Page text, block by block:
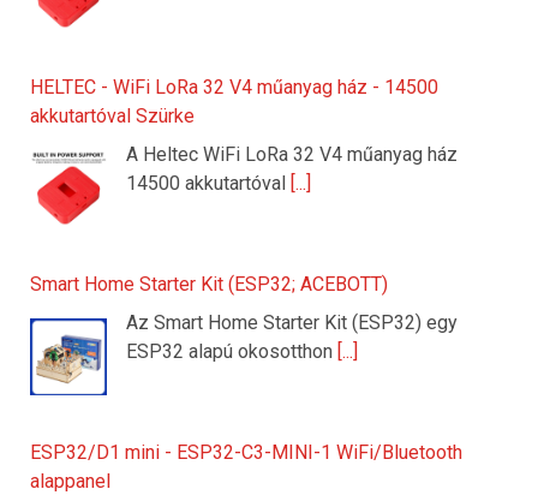
HELTEC - WiFi LoRa 32 V4 műanyag ház - 14500
akkutartóval Szürke
A Heltec WiFi LoRa 32 V4 műanyag ház
14500 akkutartóval
[...]
Smart Home Starter Kit (ESP32; ACEBOTT)
Az Smart Home Starter Kit (ESP32) egy
ESP32 alapú okosotthon [...]
ESP32/D1 mini - ESP32-C3-MINI-1 WiFi/Bluetooth
alappanel